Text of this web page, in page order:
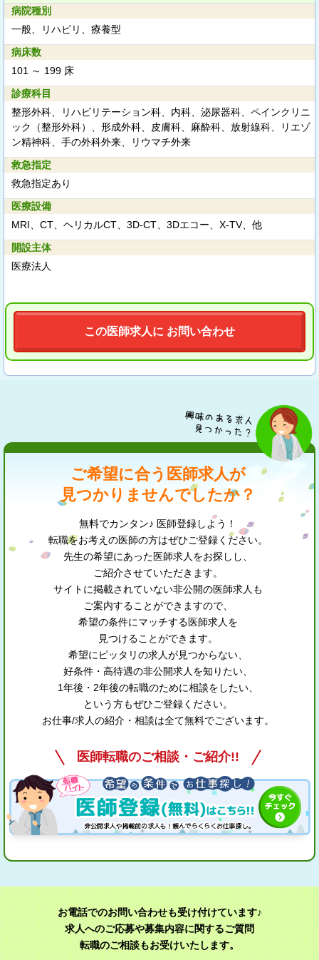
病院種別
一般、リハビリ、療養型
病床数
101 ～ 199 床
診療科目
整形外科、リハビリテーション科、内科、泌尿器科、ペインクリニ
ック（整形外科）、形成外科、皮膚科、麻酔科、放射線科、リエゾ
ン精神科、手の外科外来、リウマチ外来
救急指定
救急指定あり
医療設備
MRI、CT、ヘリカルCT、3D-CT、3Dエコー、X-TV、他
開設主体
医療法人
この医師求人に お問い合わせ
ご希望に合う医師求人が
見つかりませんでしたか？
無料でカンタン♪ 医師登録しよう！
転職をお考えの医師の方はぜひご登録ください。
先生の希望にあった医師求人をお探しし、
ご紹介させていただきます。
サイトに掲載されていない非公開の医師求人も
ご案内することができますので、
希望の条件にマッチする医師求人を
見つけることができます。
希望にピッタリの求人が見つからない、
好条件・高待遇の非公開求人を知りたい、
1年後・2年後の転職のために相談をしたい、
という方もぜひご登録ください。
お仕事/求人の紹介・相談は全て無料でございます。
医師転職のご相談・ご紹介!!
お電話でのお問い合わせも受け付けています♪
求人へのご応募や募集内容に関するご質問
転職のご相談もお受けいたします。